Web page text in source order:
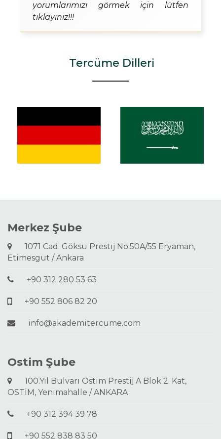
yorumlarımızı görmek için lütfen
tıklayınız!!!
Tercüme Dilleri
Merkez Şube
1071 Cad. Göksu Prestij No:50A/55 Eryaman,
Etimesgut / Ankara
+90 312 280 53 63
+90 552 806 82 20
info@akademitercume.com
Ostim Şube
100.Yıl Bulvarı Ostim Prestij A Blok 2. Kat,
OSTİM, Yenimahalle / ANKARA
+90 312 394 39 78
+90 552 838 83 50